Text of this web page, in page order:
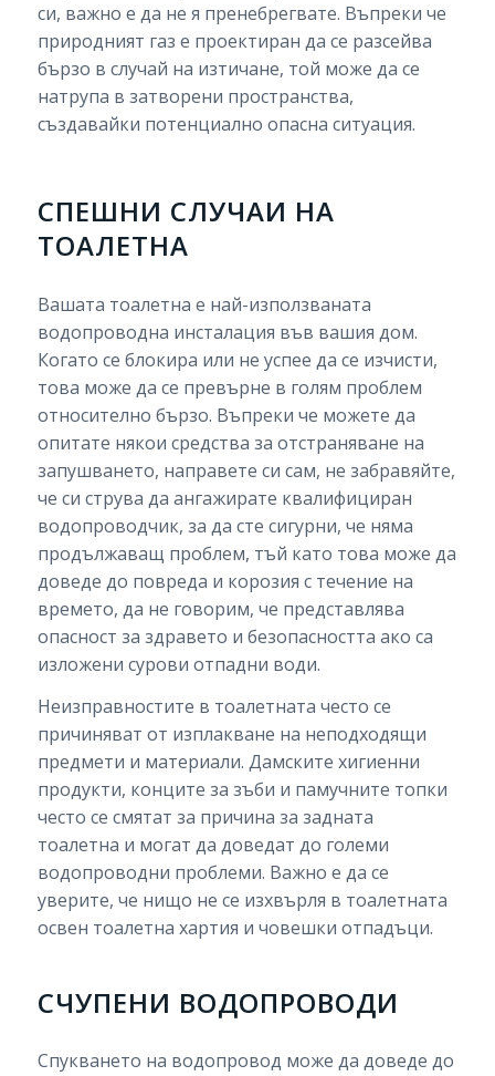
си, важно е да не я пренебрегвате. Въпреки че
природният газ е проектиран да се разсейва
бързо в случай на изтичане, той може да се
натрупа в затворени пространства,
създавайки потенциално опасна ситуация.
СПЕШНИ СЛУЧАИ НА
ТОАЛЕТНА
Вашата тоалетна е най-използваната
водопроводна инсталация във вашия дом.
Когато се блокира или не успее да се изчисти,
това може да се превърне в голям проблем
относително бързо. Въпреки че можете да
опитате някои средства за отстраняване на
запушването, направете си сам, не забравяйте,
че си струва да ангажирате квалифициран
водопроводчик, за да сте сигурни, че няма
продължаващ проблем, тъй като това може да
доведе до повреда и корозия с течение на
времето, да не говорим, че представлява
опасност за здравето и безопасността ако са
изложени сурови отпадни води.
Неизправностите в тоалетната често се
причиняват от изплакване на неподходящи
предмети и материали. Дамските хигиенни
продукти, конците за зъби и памучните топки
често се смятат за причина за задната
тоалетна и могат да доведат до големи
водопроводни проблеми. Важно е да се
уверите, че нищо не се изхвърля в тоалетната
освен тоалетна хартия и човешки отпадъци.
СЧУПЕНИ ВОДОПРОВОДИ
Спукването на водопровод може да доведе до